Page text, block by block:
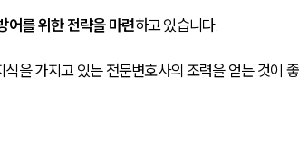
어를 위한 전략을 마련하고 있습니다.
을 가지고 있는 전문변호사의 조력을 얻는 것이